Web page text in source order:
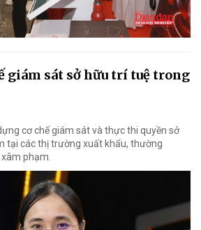
giám sát sở hữu trí tuệ trong
cơ chế giám sát và thực thi quyền sở
tại các thị trường xuất khẩu, thường
phạm.